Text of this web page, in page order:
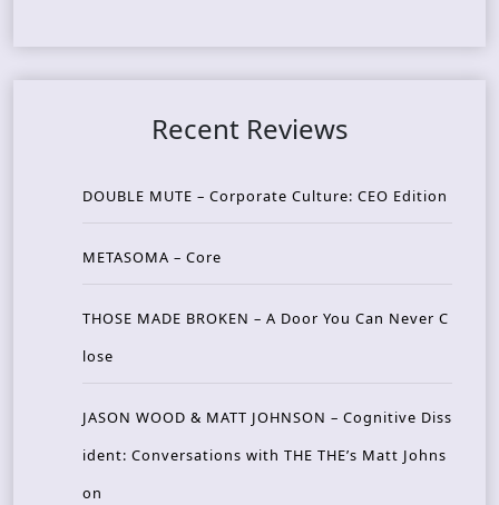
Recent Reviews
DOUBLE MUTE – Corporate Culture: CEO Edition
METASOMA – Core
THOSE MADE BROKEN – A Door You Can Never C
lose
JASON WOOD & MATT JOHNSON – Cognitive Diss
ident: Conversations with THE THE’s Matt Johns
on